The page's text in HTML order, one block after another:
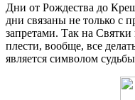
Дни от Рождества до
дни связаны не только с
запретами. Так на Святки
плести, вообще, все
является символом